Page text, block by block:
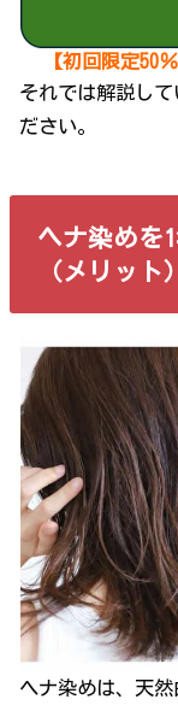
【初回限定50
それでは解説し
ださい。
ヘナ染めを
（メリット）
ヘナ染めは、天